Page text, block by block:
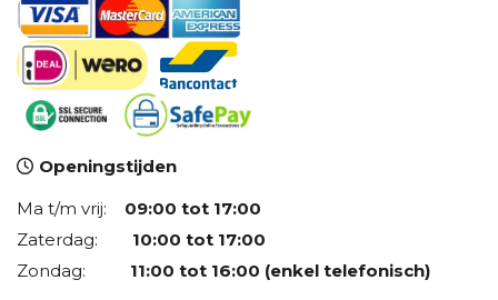
Openingstijden
Ma t/m vrij: 09:00 tot 17:00
Zaterdag: 10:00 tot 17:00
Zondag: 11:00 tot 16:00 (enkel telefonisch)